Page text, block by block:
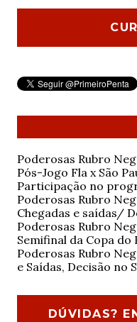
Poderosas Rubro
Pós-Jogo Fla x São
Participação no
Poderosas Rubro
Chegadas e saídas/
Poderosas Rubro
Semifinal da Copa
Poderosas Rubro
e Saídas, Decisão no
DÚVIDAS?